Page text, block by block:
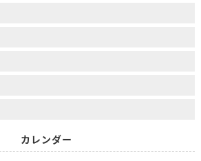
カレンダー